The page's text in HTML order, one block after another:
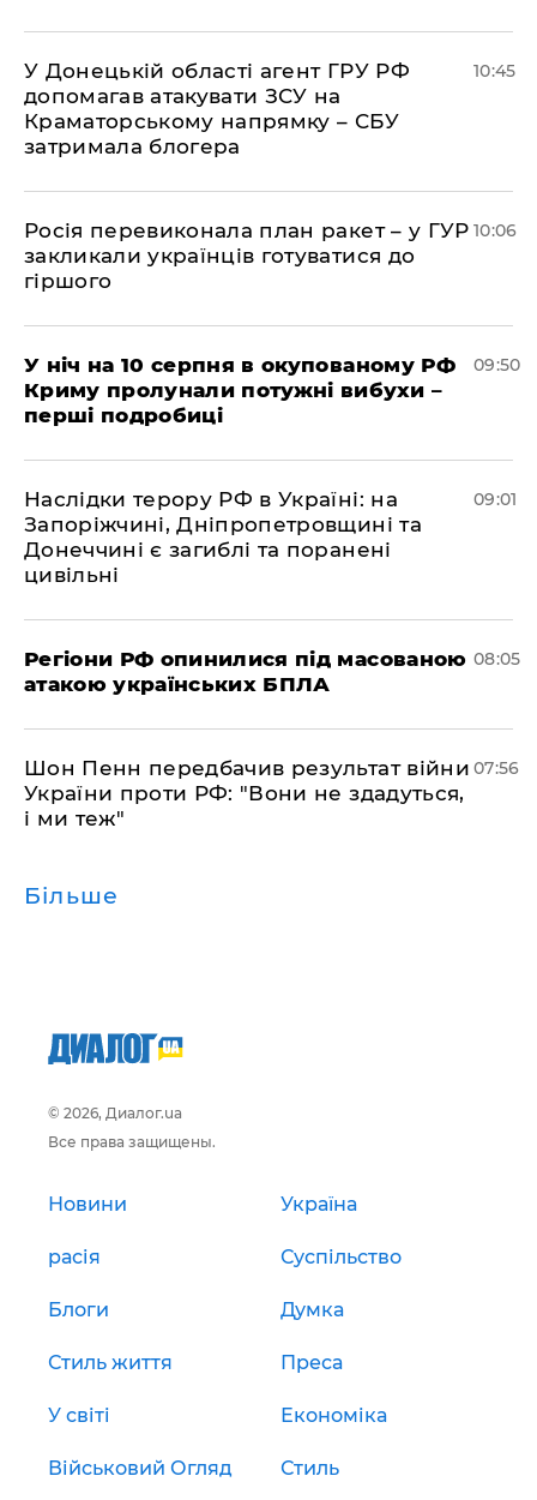
У Донецькій області агент ГРУ РФ
допомагав атакувати ЗСУ на
Краматорському напрямку – СБУ
затримала блогера
10:45
Росія перевиконала план ракет – у ГУР
закликали українців готуватися до
гіршого
10:06
У ніч на 10 серпня в окупованому РФ
Криму пролунали потужні вибухи –
перші подробиці
09:50
Наслідки терору РФ в Україні: на
Запоріжчині, Дніпропетровщині та
Донеччині є загиблі та поранені
цивільні
09:01
Регіони РФ опинилися під масованою
атакою українських БПЛА
08:05
Шон Пенн передбачив результат війни
України проти РФ: "Вони не здадуться,
і ми теж"
07:56
Більше
© 2026, Диалог.ua
Все права защищены.
Новини Україна
расія Суспільство
Блоги Думка
Стиль життя Преса
У світі Економіка
Військовий Огляд Стиль